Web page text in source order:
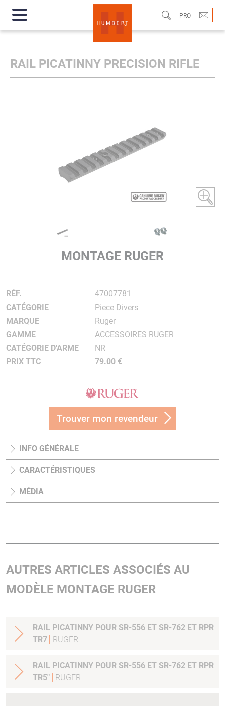
PRO
RAIL PICATINNY PRECISION RIFLE
MONTAGE RUGER
RÉF.
47007781
CATÉGORIE
Piece Divers
MARQUE
Ruger
GAMME
ACCESSOIRES RUGER
CATÉGORIE D'ARME
NR
PRIX TTC
79.00 €
Trouver mon revendeur
INFO GÉNÉRALE
CARACTÉRISTIQUES
MÉDIA
AUTRES ARTICLES ASSOCIÉS AU
MODÈLE MONTAGE RUGER
RAIL PICATINNY POUR SR-556 ET SR-762 ET RPR
TR7
RUGER
RAIL PICATINNY POUR SR-556 ET SR-762 ET RPR
TR5"
RUGER